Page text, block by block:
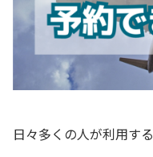
日々多くの人が利用する